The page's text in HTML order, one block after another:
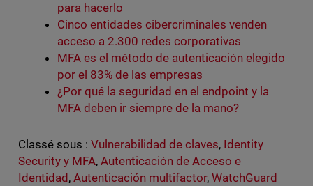
para hacerlo
Cinco entidades cibercriminales venden
acceso a 2.300 redes corporativas
MFA es el método de autenticación elegido
por el 83% de las empresas
¿Por qué la seguridad en el endpoint y la
MFA deben ir siempre de la mano?
Classé sous : Vulnerabilidad de claves, Identity
Security y MFA, Autenticación de Acceso e
Identidad , Autenticación multifactor,WatchGuard